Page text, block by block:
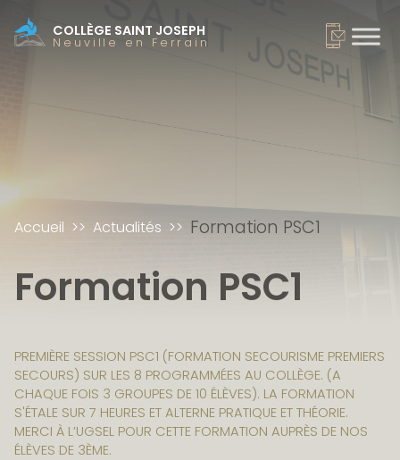
COLLÈGE SAINT JOSEPH
Neuville en Ferrain
Accueil Actualités Formation PSC1
Formation PSC1
PREMIÈRE SESSION PSC1 (FORMATION SECOURISME PREMIERS
SECOURS) SUR LES 8 PROGRAMMÉES AU COLLÈGE. (A
CHAQUE FOIS 3 GROUPES DE 10 ÉLÈVES). LA FORMATION
S'ÉTALE SUR 7 HEURES ET ALTERNE PRATIQUE ET THÉORIE.
MERCI À L’UGSEL POUR CETTE FORMATION AUPRÈS DE NOS
ÉLÈVES DE 3ÈME.